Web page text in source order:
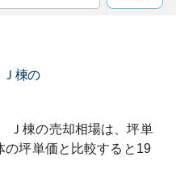
棟の
Ｊ棟の売却相場は、坪単
の坪単価と比較すると 19